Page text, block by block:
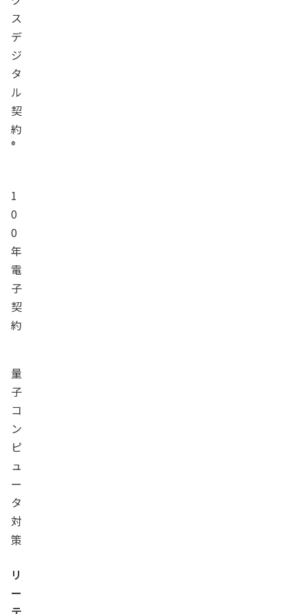
ス
デ
ジ
タ
ル
契
約
®
1
0
0
年
電
子
契
約
量
子
コ
ン
ピ
ュ
ー
タ
対
策
リ
ー